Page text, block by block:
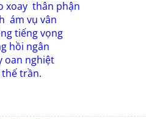
xoay thân phận
ám vụ vân
tiếng vọng
hồi ngân
oan nghiệt
thế trần.